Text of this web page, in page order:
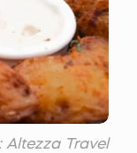
Travel